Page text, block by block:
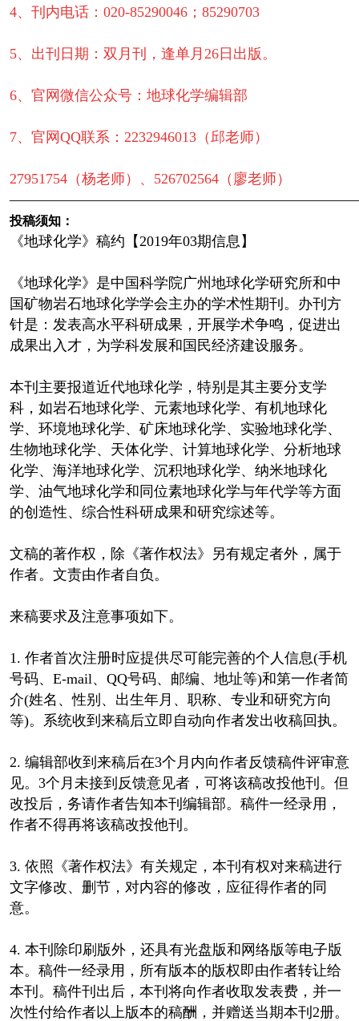
4、刊内电话：020-85290046；85290703
5、出刊日期：双月刊，逢单月26日出版。
6、官网微信公众号：地球化学编辑部
7、官网QQ联系：2232946013（邱老师）
27951754（杨老师）、526702564（廖老师）
投稿须知：
《地球化学》稿约【2019年03期信息】
《地球化学》是中国科学院广州地球化学研究所和中
国矿物岩石地球化学学会主办的学术性期刊。办刊方
针是：发表高水平科研成果，开展学术争鸣，促进出
成果出入才，为学科发展和国民经济建设服务。
本刊主要报道近代地球化学，特别是其主要分支学
科，如岩石地球化学、元素地球化学、有机地球化
学、环境地球化学、矿床地球化学、实验地球化学、
生物地球化学、天体化学、计算地球化学、分析地球
化学、海洋地球化学、沉积地球化学、纳米地球化
学、油气地球化学和同位素地球化学与年代学等方面
的创造性、综合性科研成果和研究综述等。
文稿的著作权，除《著作权法》另有规定者外，属于
作者。文责由作者自负。
来稿要求及注意事项如下。
1. 作者首次注册时应提供尽可能完善的个人信息(手机
号码、E-mail、QQ号码、邮编、地址等)和第一作者简
介(姓名、性别、出生年月、职称、专业和研究方向
等)。系统收到来稿后立即自动向作者发出收稿回执。
2. 编辑部收到来稿后在3个月内向作者反馈稿件评审意
见。3个月未接到反馈意见者，可将该稿改投他刊。但
改投后，务请作者告知本刊编辑部。稿件一经录用，
作者不得再将该稿改投他刊。
3. 依照《著作权法》有关规定，本刊有权对来稿进行
文字修改、删节，对内容的修改，应征得作者的同
意。
4. 本刊除印刷版外，还具有光盘版和网络版等电子版
本。稿件一经录用，所有版本的版权即由作者转让给
本刊。稿件刊出后，本刊将向作者收取发表费，并一
次性付给作者以上版本的稿酬，并赠送当期本刊2册。